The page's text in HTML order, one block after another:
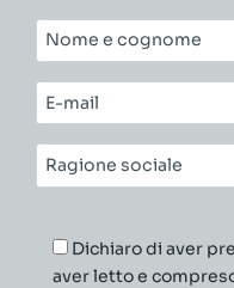
Nome
e
cognome*
E-
mail*
Ragione
sociale*
Dichiaro di aver
aver letto e